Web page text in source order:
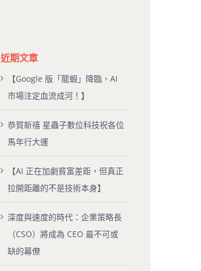
近期文章
【Google 版「龍蝦」降臨，AI
市場注定血流成河！】
恭賀新禧 星蟲子數位科技祝各位
馬年行大運
【AI 正在加劇貧富差距，但真正
拉開距離的不是技術本身】
深度與速度的時代：企業策略長
（CSO）將成為 CEO 最不可或
缺的幕僚